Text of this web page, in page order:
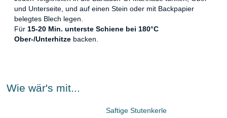
und Unterseite, und auf einen Stein oder mit Backpapier
belegtes Blech legen.
Für 15-20 Min. unterste Schiene bei 180°C
Ober-/Unterhitze backen.
Wie wär's mit...
Saftige Stutenkerle